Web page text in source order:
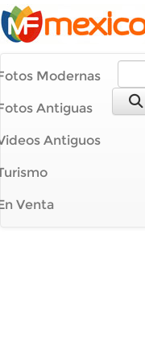
Modernas
Antiguas
Antiguos
Venta